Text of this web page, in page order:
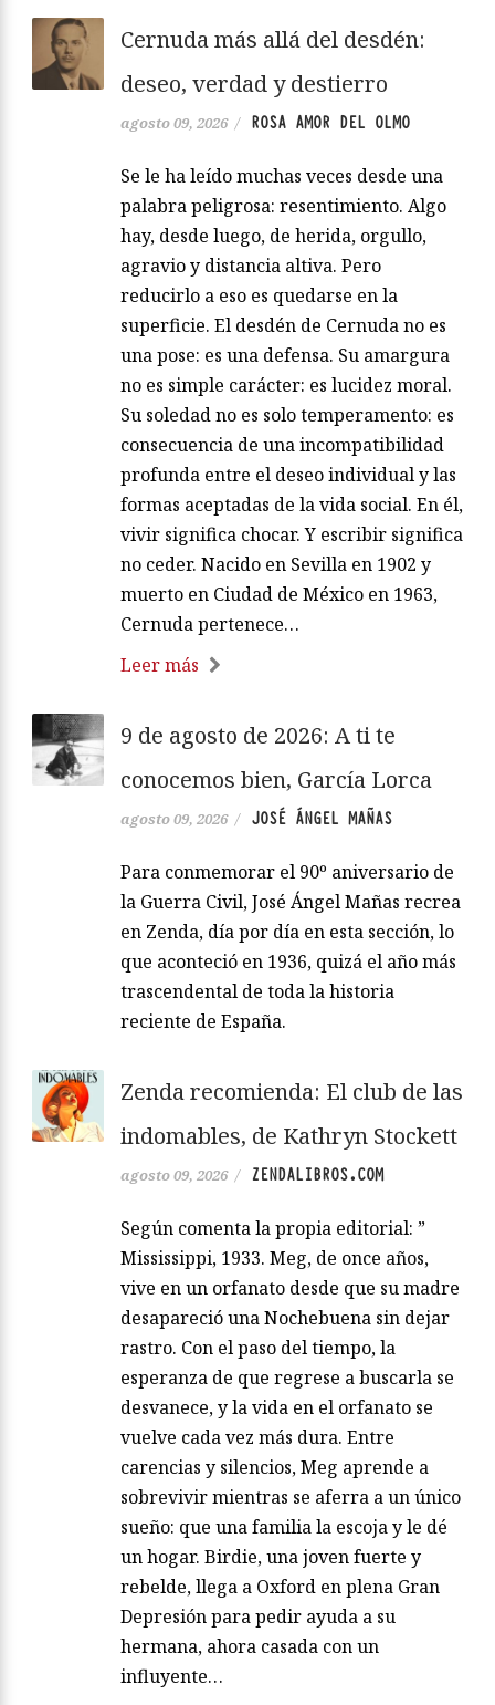
Cernuda más allá del desdén:
deseo, verdad y destierro
agosto 09, 2026 / ROSA AMOR DEL OLMO
Se le ha leído muchas veces desde una
palabra peligrosa: resentimiento. Algo
hay, desde luego, de herida, orgullo,
agravio y distancia altiva. Pero
reducirlo a eso es quedarse en la
superficie. El desdén de Cernuda no es
una pose: es una defensa. Su amargura
no es simple carácter: es lucidez moral.
Su soledad no es solo temperamento: es
consecuencia de una incompatibilidad
profunda entre el deseo individual y las
formas aceptadas de la vida social. En él,
vivir significa chocar. Y escribir significa
no ceder. Nacido en Sevilla en 1902 y
muerto en Ciudad de México en 1963,
Cernuda pertenece…
Leer más
9 de agosto de 2026: A ti te
conocemos bien, García Lorca
agosto 09, 2026 / JOSÉ ÁNGEL MAÑAS
Para conmemorar el 90º aniversario de
la Guerra Civil, José Ángel Mañas recrea
en Zenda, día por día en esta sección, lo
que aconteció en 1936, quizá el año más
trascendental de toda la historia
reciente de España.
Zenda recomienda: El club de las
indomables, de Kathryn Stockett
agosto 09, 2026 / ZENDALIBROS.COM
Según comenta la propia editorial: ”
Mississippi, 1933. Meg, de once años,
vive en un orfanato desde que su madre
desapareció una Nochebuena sin dejar
rastro. Con el paso del tiempo, la
esperanza de que regrese a buscarla se
desvanece, y la vida en el orfanato se
vuelve cada vez más dura. Entre
carencias y silencios, Meg aprende a
sobrevivir mientras se aferra a un único
sueño: que una familia la escoja y le dé
un hogar. Birdie, una joven fuerte y
rebelde, llega a Oxford en plena Gran
Depresión para pedir ayuda a su
hermana, ahora casada con un
influyente…